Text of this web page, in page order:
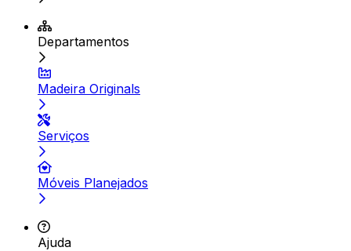
Departamentos
Madeira Originals
Serviços
Móveis Planejados
Ajuda